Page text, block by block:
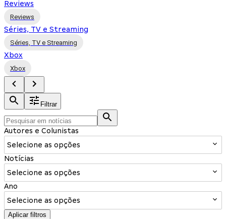
Reviews
Reviews
Séries, TV e Streaming
Séries, TV e Streaming
Xbox
Xbox
Filtrar
Autores e Colunistas
Selecione as opções
Notícias
Selecione as opções
Ano
Selecione as opções
Aplicar filtros